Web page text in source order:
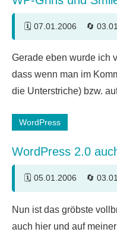
07.01.2006
Kommentare
Gerade eben wurde ich
dass wenn man im
die Unterstriche) bzw.
WordPress
WordPress 2.0
05.01.2006
Kommentare
Nun ist das gröbste
auch hier und auf